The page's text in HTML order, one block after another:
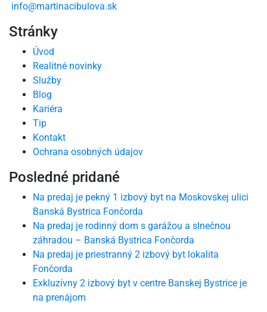
info@martinacibulova.sk
Stránky
Úvod
Realitné novinky
Služby
Blog
Kariéra
Tip
Kontakt
Ochrana osobných údajov
Posledné pridané
Na predaj je pekný 1 izbový byt na Moskovskej ulici
Banská Bystrica Fončorda
Na predaj je rodinný dom s garážou a slnečnou
záhradou – Banská Bystrica Fončorda
Na predaj je priestranný 2 izbový byt lokalita
Fončorda
Exkluzívny 2 izbový byt v centre Banskej Bystrice je
na prenájom